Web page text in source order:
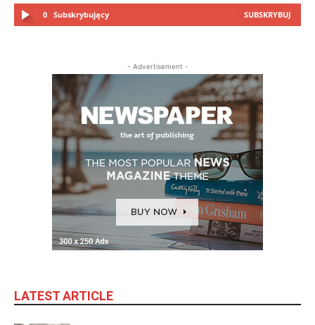
0 Subskrybujący SUBSKRYBUJ
- Advertisement -
LATEST ARTICLE